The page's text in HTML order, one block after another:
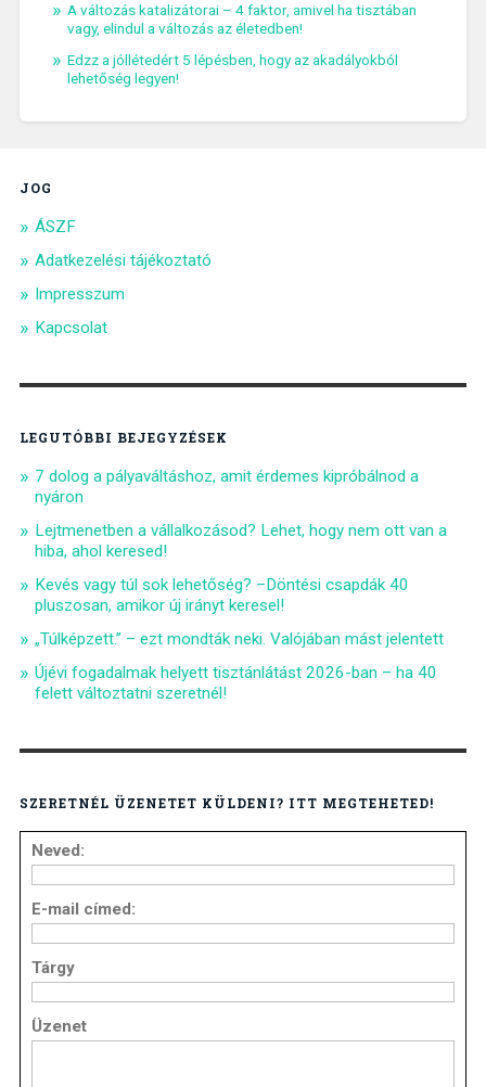
A változás katalizátorai – 4 faktor, amivel ha tisztában
vagy, elindul a változás az életedben!
Edzz a jóllétedért 5 lépésben, hogy az akadályokból
lehetőség legyen!
JOG
ÁSZF
Adatkezelési tájékoztató
Impresszum
Kapcsolat
LEGUTÓBBI BEJEGYZÉSEK
7 dolog a pályaváltáshoz, amit érdemes kipróbálnod a
nyáron
Lejtmenetben a vállalkozásod? Lehet, hogy nem ott van a
hiba, ahol keresed!
Kevés vagy túl sok lehetőség? –Döntési csapdák 40
pluszosan, amikor új irányt keresel!
„Túlképzett.” – ezt mondták neki. Valójában mást jelentett
Újévi fogadalmak helyett tisztánlátást 2026-ban – ha 40
felett változtatni szeretnél!
SZERETNÉL ÜZENETET KÜLDENI? ITT MEGTEHETED!
Neved:
E-mail címed:
Tárgy
Üzenet